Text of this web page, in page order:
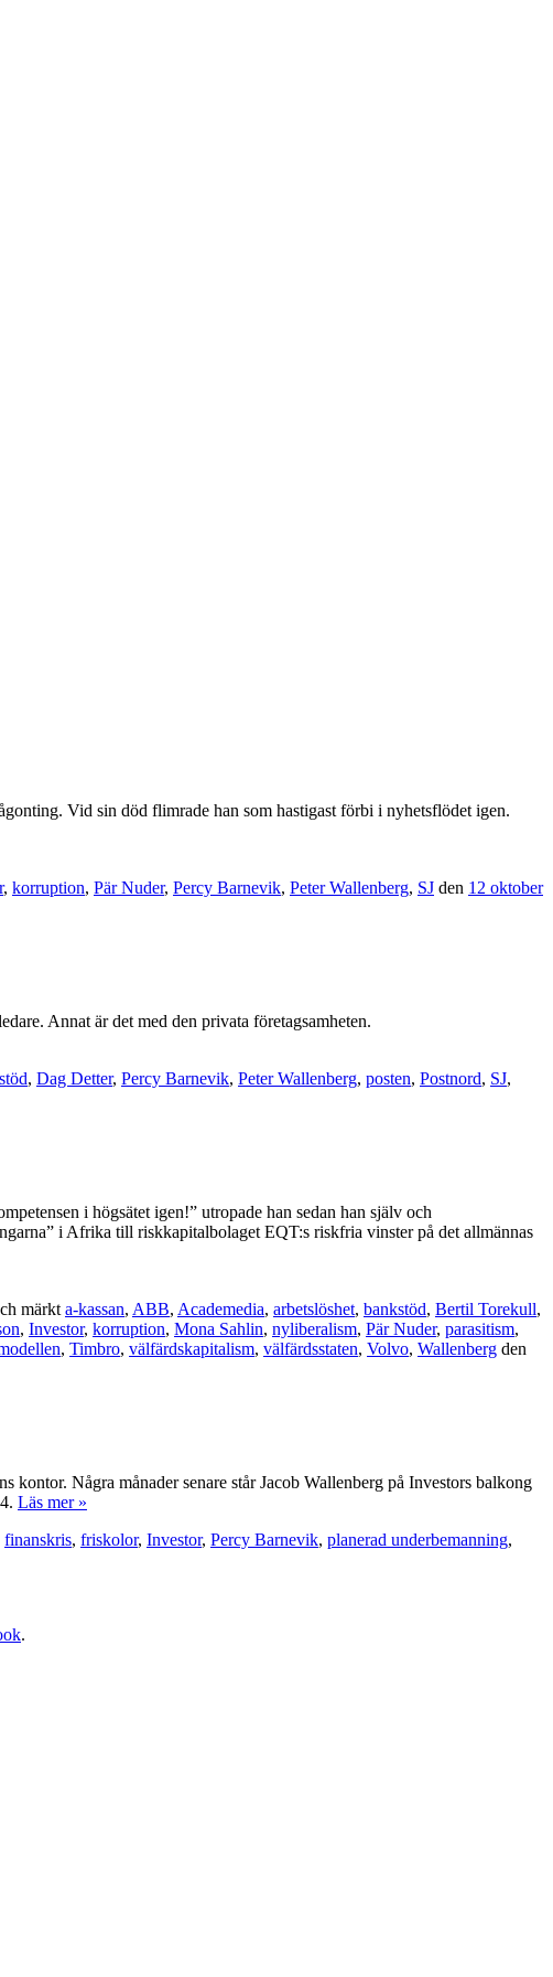
Vid sin död flimrade han som hastigast förbi i nyhetsflödet igen.
, korruption, Pär Nuder, Percy Barnevik, Peter Wallenberg, SJ den 12 oktober
Annat är det med den privata företagsamheten.
, Dag Detter, Percy Barnevik, Peter Wallenberg, posten, Postnord, SJ,
i högsätet igen!” utropade han sedan han själv och
i Afrika till riskkapitalbolaget EQT:s riskfria vinster på det allmännas
märkt a-kassan, ABB, Academedia, arbetslöshet, bankstöd, Bertil Torekull,
, Investor, korruption, Mona Sahlin, nyliberalism, Pär Nuder, parasitism,
, Timbro, välfärdskapitalism, välfärdsstaten, Volvo, Wallenberg den
Några månader senare står Jacob Wallenberg på Investors balkong
Läs mer »
finanskris, friskolor, Investor, Percy Barnevik, planerad underbemanning,
.